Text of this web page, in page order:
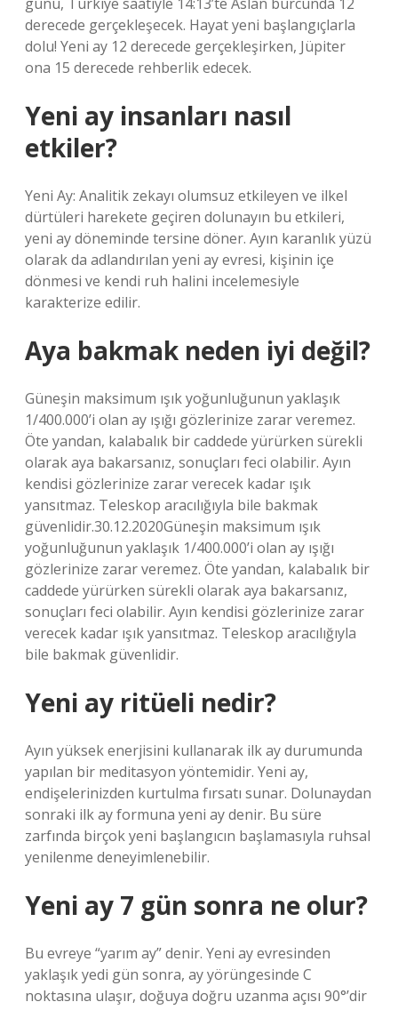
derecede gerçekleşecek. Hayat yeni başlangıçlarla
dolu! Yeni ay 12 derecede gerçekleşirken, Jüpiter
ona 15 derecede rehberlik edecek.
Yeni ay insanları nasıl
etkiler?
Yeni Ay: Analitik zekayı olumsuz etkileyen ve ilkel
dürtüleri harekete geçiren dolunayın bu etkileri,
yeni ay döneminde tersine döner. Ayın karanlık yüzü
olarak da adlandırılan yeni ay evresi, kişinin içe
dönmesi ve kendi ruh halini incelemesiyle
karakterize edilir.
Aya bakmak neden iyi değil?
Güneşin maksimum ışık yoğunluğunun yaklaşık
1/400.000’i olan ay ışığı gözlerinize zarar veremez.
Öte yandan, kalabalık bir caddede yürürken sürekli
olarak aya bakarsanız, sonuçları feci olabilir. Ayın
kendisi gözlerinize zarar verecek kadar ışık
yansıtmaz. Teleskop aracılığıyla bile bakmak
güvenlidir.30.12.2020Güneşin maksimum ışık
yoğunluğunun yaklaşık 1/400.000’i olan ay ışığı
gözlerinize zarar veremez. Öte yandan, kalabalık bir
caddede yürürken sürekli olarak aya bakarsanız,
sonuçları feci olabilir. Ayın kendisi gözlerinize zarar
verecek kadar ışık yansıtmaz. Teleskop aracılığıyla
bile bakmak güvenlidir.
Yeni ay ritüeli nedir?
Ayın yüksek enerjisini kullanarak ilk ay durumunda
yapılan bir meditasyon yöntemidir. Yeni ay,
endişelerinizden kurtulma fırsatı sunar. Dolunaydan
sonraki ilk ay formuna yeni ay denir. Bu süre
zarfında birçok yeni başlangıcın başlamasıyla ruhsal
yenilenme deneyimlenebilir.
Yeni ay 7 gün sonra ne olur?
Bu evreye “yarım ay” denir. Yeni ay evresinden
yaklaşık yedi gün sonra, ay yörüngesinde C
noktasına ulaşır, doğuya doğru uzanma açısı 90°’dir